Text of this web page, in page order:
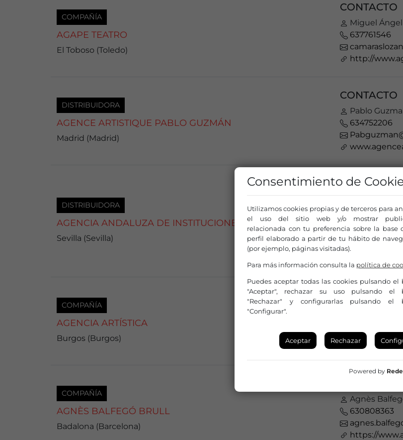
COMPAÑÍA
AGAPE TEATRO
El Toboso (Toledo)
CONTACTO
Miguel
637761546
http://
DISTRIBUIDORA
AGENCE ARTISTIQUE PABLO GUZMÁN
Madrid (Madrid)
CONTACTO
Pablo
634752206
DISTRIBUIDORA
AGENCIA ANDALUZA DE INSTITUCIONES CULTURALES
Sevilla (Sevilla)
CONTACTO
Rafa Díaz
955037363
https://
COMPAÑÍA
AGENCIA ARTÍSTICA
Burgos (Burgos)
CONTACTO
http://
COMPAÑÍA
AGNÈS BALFEGÓ BRULL
Badalona (Barcelona)
Agnès
630808363
https://
Consentimiento de
Utilizamos cookies propias y de terceros para
el uso del sitio web y/o mostrar
relacionada con tu preferencia sobre la base
perfil elaborado a partir de tu hábito de
(por ejemplo, páginas visitadas).
Para más información consulta la política de
Puedes aceptar todas las cookies pulsando el
"Aceptar", rechazar su uso pulsando el
"Rechazar" y configurarlas pulsando el
"Configurar".
Aceptar Rechazar
Powered by